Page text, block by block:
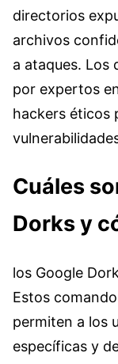
directorios
archivos
a ataques. Los
por expertos
hackers éticos
Cuáles
Dorks y
los Google
Estos
permiten a los
específicas y